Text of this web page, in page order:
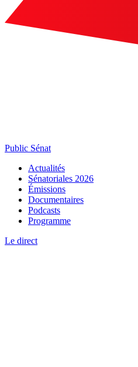
Public Sénat
Actualités
Sénatoriales 2026
Émissions
Documentaires
Podcasts
Programme
Le direct